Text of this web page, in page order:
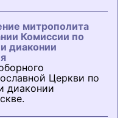
митрополита
Комиссии по
диаконии
Церкви по
диаконии